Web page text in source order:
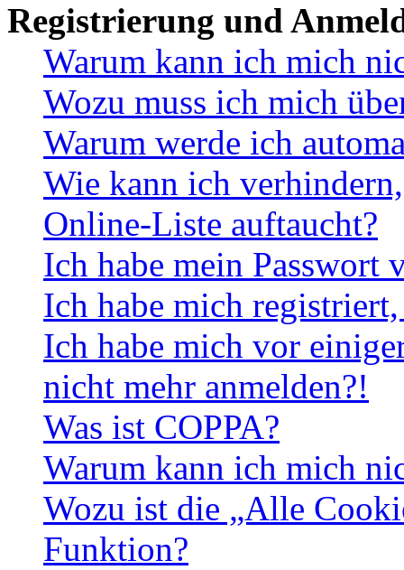
Registrierung und
Warum kann ich mich
Wozu muss ich mich
Warum werde ich
Wie kann ich
Online-Liste auftaucht?
Ich habe mein Passwort
Ich habe mich
Ich habe mich vor
nicht mehr anmelden?!
Was ist COPPA?
Warum kann ich mich
Wozu ist die „Alle
Funktion?